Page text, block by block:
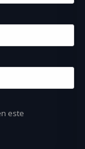
este